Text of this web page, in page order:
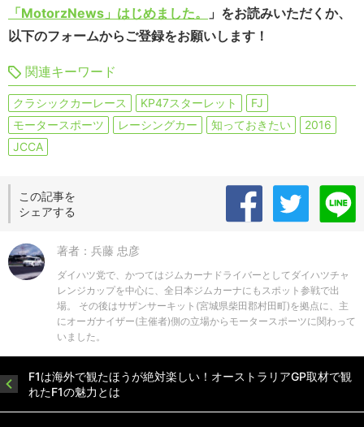
「MotorzNews」はじめました。
」をお読みいただくか、
以下のフォームからご登録をお願いします！
関連キーワード
クラシックカーレース KP47スターレット
FJ
モータースポーツ
レーシングカー 知っておきたい
2016
JCCA
この記事を
シェアする
著者：兵藤 忠彦
ダイハツ党で、かつてはジムカーナドライバーとしてダイハツチャ
レンジカップを中心に、全日本ジムカーナにもスポット参戦で出
場。 その後はサザンサーキット(宮城県柴田郡村田町)を拠点に、主
にオーガナイザー(主催者)側の立場からモータースポーツに関わって
いました。
F1は海外で観たほうが絶対楽しい！オーストラリアGP取材で観
れたF1の魅力とは